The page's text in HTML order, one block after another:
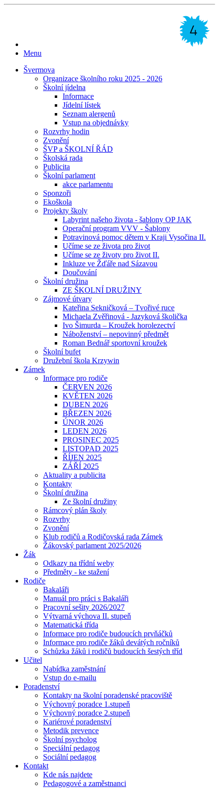
Menu
Švermova
Organizace školního roku 2025 - 2026
Školní jídelna
Informace
Jídelní lístek
Seznam alergenů
Vstup na objednávky
Rozvrhy hodin
Zvonění
ŠVP a ŠKOLNÍ ŘÁD
Školská rada
Publicita
Školní parlament
akce parlamentu
Sponzoři
Ekoškola
Projekty školy
Labyrint našeho života - šablony OP JAK
Operační program VVV - Šablony
Potravinová pomoc dětem v Kraji Vysočina II.
Učíme se ze života pro život
Učíme se ze životy pro život II.
Inkluze ve Žďáře nad Sázavou
Doučování
Školní družina
ZE ŠKOLNÍ DRUŽINY
Zájmové útvary
Kateřina Sekničková – Tvořivé ruce
Michaela Zvěřinová - Jazyková školička
Ivo Šimurda – Kroužek horolezectví
Náboženství – nepovinný předmět
Roman Bednář sportovní kroužek
Školní bufet
Družební škola Krzywin
Zámek
Informace pro rodiče
ČERVEN 2026
KVĚTEN 2026
DUBEN 2026
BŘEZEN 2026
ÚNOR 2026
LEDEN 2026
PROSINEC 2025
LISTOPAD 2025
ŘÍJEN 2025
ZÁŘÍ 2025
Aktuality a publicita
Kontakty
Školní družina
Ze školní družiny
Rámcový plán školy
Rozvrhy
Zvonění
Klub rodičů a Rodičovská rada Zámek
Žákovský parlament 2025/2026
Žák
Odkazy na třídní weby
Předměty - ke stažení
Rodiče
Bakaláři
Manuál pro práci s Bakaláři
Pracovní sešity 2026/2027
Výtvarná výchova II. stupeň
Matematická třída
Informace pro rodiče budoucích prvňáčků
Informace pro rodiče žáků devátých ročníků
Schůzka žáků i rodičů budoucích šestých tříd
Učitel
Nabídka zaměstnání
Vstup do e-mailu
Poradenství
Kontakty na školní poradenské pracoviště
Výchovný poradce 1.stupeň
Výchovný poradce 2.stupeň
Kariérové poradenství
Metodik prevence
Školní psycholog
Speciální pedagog
Sociální pedagog
Kontakt
Kde nás najdete
Pedagogové a zaměstnanci